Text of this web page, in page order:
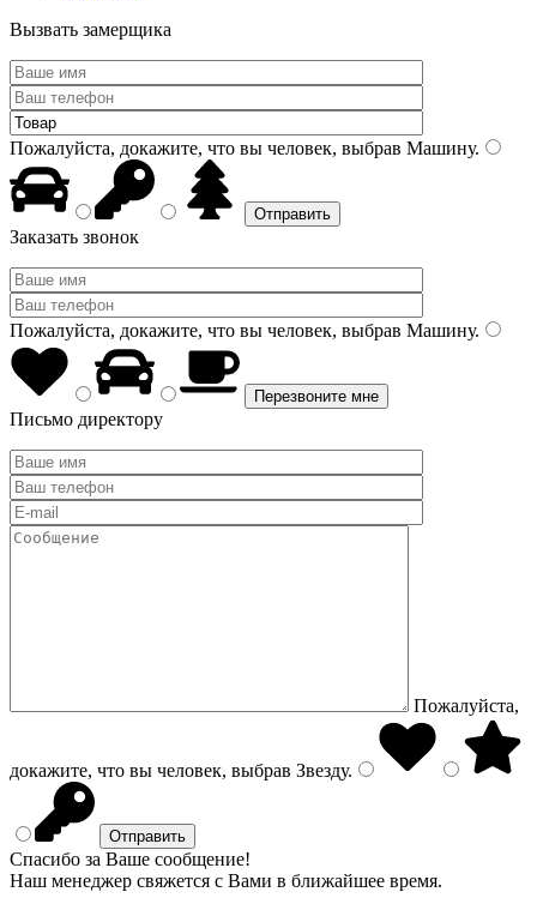
Вызвать замерщика
Пожалуйста, докажите, что вы человек, выбрав Машину.
Заказать звонок
Пожалуйста, докажите, что вы человек, выбрав Машину.
Письмо директору
Пожалуйста,
докажите, что вы человек, выбрав Звезду.
Спасибо за Ваше сообщение!
Наш менеджер свяжется с Вами в ближайшее время.